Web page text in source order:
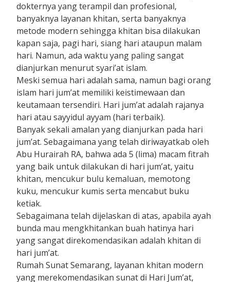
dokternya yang terampil dan profesional,
banyaknya layanan khitan, serta banyaknya
metode modern sehingga khitan bisa dilakukan
kapan saja, pagi hari, siang hari ataupun malam
hari. Namun, ada waktu yang paling sangat
dianjurkan menurut syari’at islam.
Meski semua hari adalah sama, namun bagi orang
islam hari jum’at memiliki keistimewaan dan
keutamaan tersendiri. Hari jum’at adalah rajanya
hari atau sayyidul ayyam (hari terbaik).
Banyak sekali amalan yang dianjurkan pada hari
jum’at. Sebagaimana yang telah diriwayatkab oleh
Abu Hurairah RA, bahwa ada 5 (lima) macam fitrah
yang baik untuk dilakukan di hari jum’at, yaitu
khitan, mencukur bulu kemaluan, memotong
kuku, mencukur kumis serta mencabut buku
ketiak.
Sebagaimana telah dijelaskan di atas, apabila ayah
bunda mau mengkhitankan buah hatinya hari
yang sangat direkomendasikan adalah khitan di
hari jum’at.
Rumah Sunat Semarang, layanan khitan modern
yang merekomendasikan sunat di Hari Jum’at,